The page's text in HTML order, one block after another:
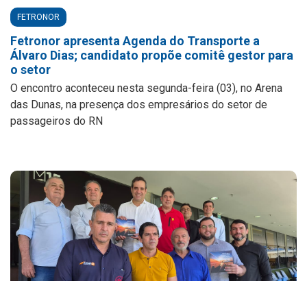
FETRONOR
Fetronor apresenta Agenda do Transporte a
Álvaro Dias; candidato propõe comitê gestor para
o setor
O encontro aconteceu nesta segunda-feira (03), no Arena
das Dunas, na presença dos empresários do setor de
passageiros do RN